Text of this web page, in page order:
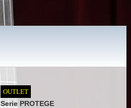
OUTLET
Serie PROTEGE